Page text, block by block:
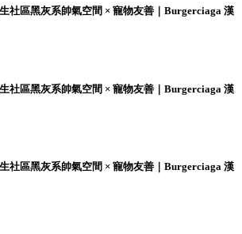
社區黑灰系帥氣空間 × 寵物友善｜Burgerciaga 漢
社區黑灰系帥氣空間 × 寵物友善｜Burgerciaga 漢
社區黑灰系帥氣空間 × 寵物友善｜Burgerciaga 漢